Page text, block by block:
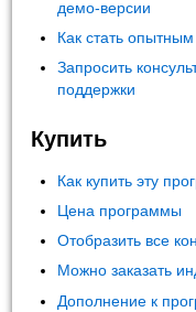
демо-версии
Как стать
Запросить
поддержки
Купить
Как купить эту
Цена программы
Отобразить все
Можно заказать
Дополнение к